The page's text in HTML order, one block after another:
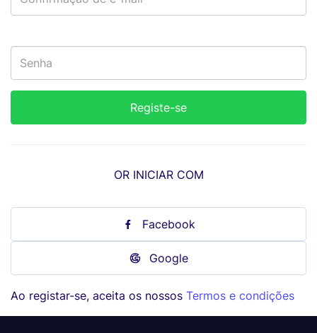
OR INICIAR COM
Facebook
Google
Ao registar-se, aceita os nossos Termos e condições